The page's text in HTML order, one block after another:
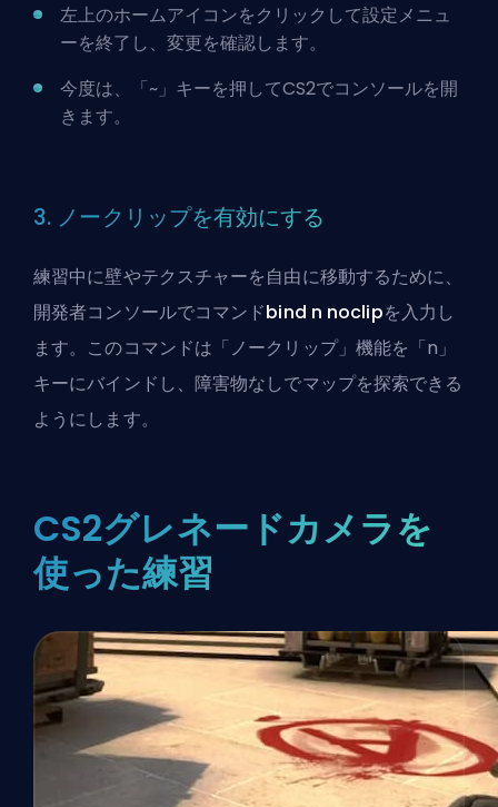
左上のホームアイコンをクリックして設定メニュ
ーを終了し、変更を確認します。
今度は、「~」キーを押してCS2でコンソールを開
きます。
3. ノークリップを有効にする
練習中に壁やテクスチャーを自由に移動するために、
開発者コンソールでコマンドbind n noclipを入力し
ます。このコマンドは「ノークリップ」機能を「n」
キーにバインドし、障害物なしでマップを探索できる
ようにします。
CS2グレネードカメラを
使った練習